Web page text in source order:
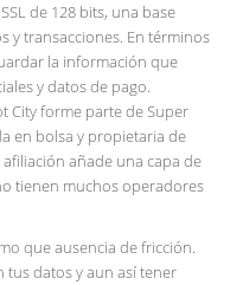
de 128 bits, una base
y transacciones. En términos
la información que
y datos de pago.
City forme parte de Super
en bolsa y propietaria de
añade una capa de
tienen muchos operadores
que ausencia de fricción.
datos y aun así tener